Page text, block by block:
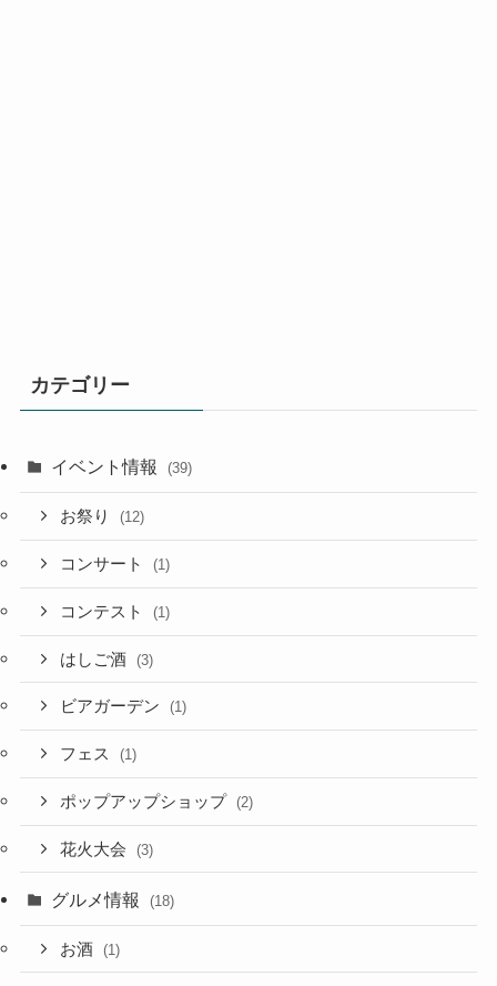
カテゴリー
イベント情報 (39)
お祭り (12)
コンサート (1)
コンテスト (1)
はしご酒 (3)
ビアガーデン (1)
フェス (1)
ポップアップショップ (2)
花火大会 (3)
グルメ情報 (18)
お酒 (1)